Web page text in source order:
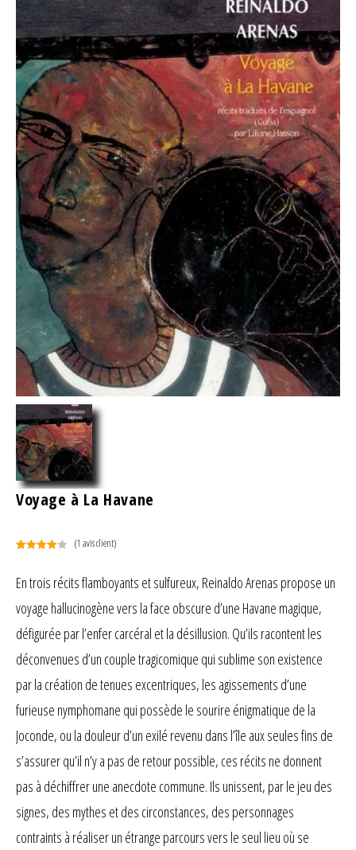
Voyage à La Havane
basé
sur
notation
client
(1 avis client)
En trois récits flamboyants et sulfureux, Reinaldo Arenas propose un
voyage hallucinogène vers la face obscure d’une Havane magique,
défigurée par l’enfer carcéral et la désillusion. Qu’ils racontent les
déconvenues d’un couple tragicomique qui sublime son existence
par la création de tenues excentriques, les agissements d’une
furieuse nymphomane qui possède le sourire énigmatique de la
Joconde, ou la douleur d’un exilé revenu dans l’île aux seules fins de
s’assurer qu’il n’y a pas de retour possible, ces récits ne donnent
pas à déchiffrer une anecdote commune. Ils unissent, par le jeu des
signes, des mythes et des circonstances, des personnages
contraints à réaliser un étrange parcours vers le seul lieu où se